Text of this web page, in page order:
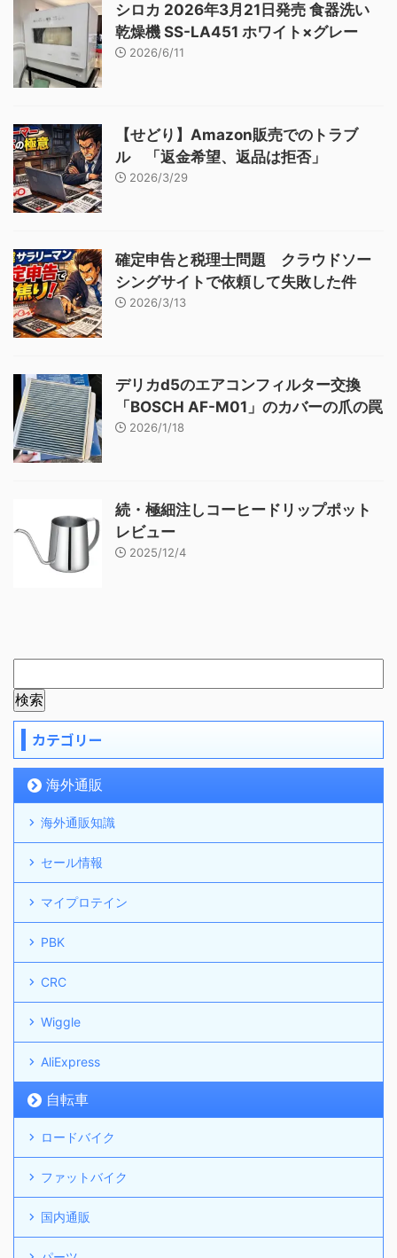
シロカ 2026年3月21日発売 食器洗い
乾燥機 SS-LA451 ホワイト×グレー
2026/6/11
【せどり】Amazon販売でのトラブ
ル 「返金希望、返品は拒否」
2026/3/29
確定申告と税理士問題 クラウドソー
シングサイトで依頼して失敗した件
2026/3/13
デリカd5のエアコンフィルター交換
「BOSCH AF-M01」のカバーの爪の罠
2026/1/18
続・極細注しコーヒードリップポット
レビュー
2025/12/4
カテゴリー
海外通販
海外通販知識
セール情報
マイプロテイン
PBK
CRC
Wiggle
AliExpress
自転車
ロードバイク
ファットバイク
国内通販